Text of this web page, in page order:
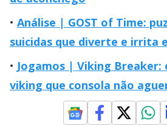
Análise | GOST of Time:
suicidas que diverte e irrita
Jogamos | Viking
viking que consola não